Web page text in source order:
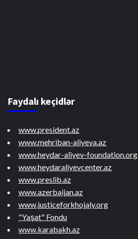
Faydalı keçidlər
www.president.az
www.mehriban-aliyeva.az
www.heydar-aliyev-foundation.org
www.heydaraliyevcenter.az
www.preslib.az
www.azerbaijan.az
www.justiceforkhojaly.org
"Yaşat" Fondu
www.karabakh.az